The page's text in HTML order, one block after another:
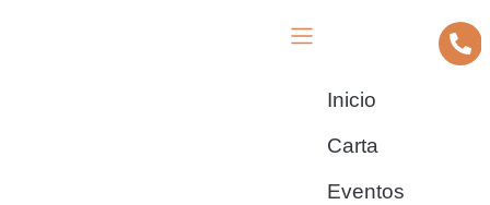
Inicio
Carta
Eventos